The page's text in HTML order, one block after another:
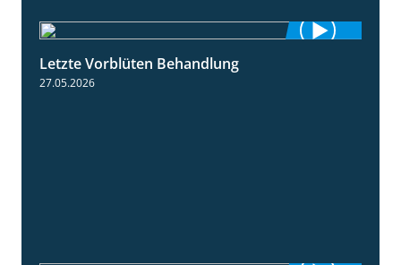
Letzte Vorblüten Behandlung
27.05.2026